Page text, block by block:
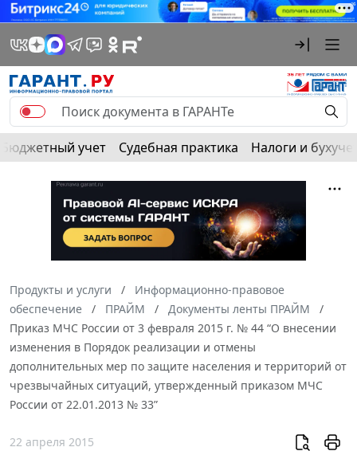
Бюджетный учет Судебная практика Налоги и
Продукты и услуги
Информационно-правовое
обеспечение
ПРАЙМ
Документы ленты ПРАЙМ
Приказ МЧС России от 3 февраля 2015 г. № 44 “О внесении
изменения в Порядок реализации и отмены
дополнительных мер по защите населения и территорий от
чрезвычайных ситуаций, утвержденный приказом МЧС
России от 22.01.2013 № 33”
22 апреля 2015